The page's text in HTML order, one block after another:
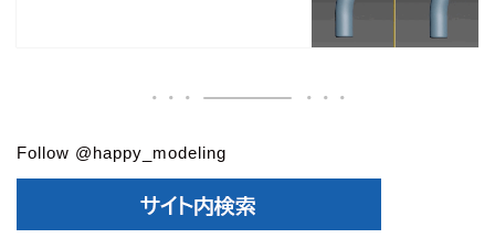
Follow @happy_modeling